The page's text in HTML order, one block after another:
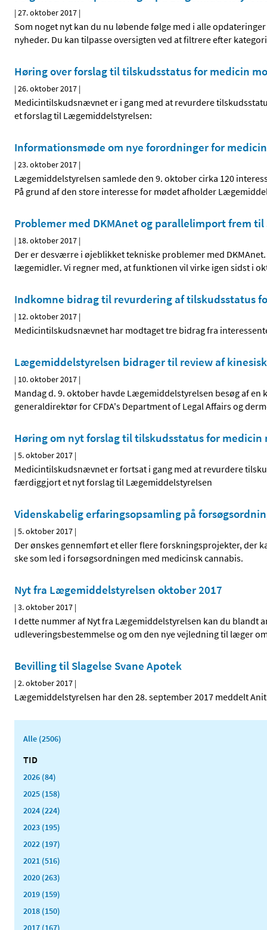
|27. oktober 2017 |
Som noget nyt kan du nu løbende følge med i alle
nyheder. Du kan tilpasse oversigten ved at filtrere efter
Høring over forslag til tilskudsstatus for medicin
|26. oktober 2017 |
Medicintilskudsnævnet er i gang med at revurdere
et forslag til Lægemiddelstyrelsen:
Informationsmøde om nye forordninger for
|23. oktober 2017 |
Lægemiddelstyrelsen samlede den 9. oktober cirka 120
På grund af den store interesse for mødet afholder
Problemer med DKMAnet og parallelimport frem
| 18. oktober 2017 |
Der er desværre i øjeblikket tekniske problemer med
lægemidler. Vi regner med, at funktionen vil virke igen sidst i
Indkomne bidrag til revurdering af tilskudsstatus
| 12. oktober 2017 |
Medicintilskudsnævnet har modtaget tre bidrag fra
Lægemiddelstyrelsen bidrager til review af
| 10. oktober 2017 |
Mandag d. 9. oktober havde Lægemiddelstyrelsen besøg af
generaldirektør for CFDA's Department of Legal Affairs og
Høring om nyt forslag til tilskudsstatus for medicin
|5. oktober 2017 |
Medicintilskudsnævnet er fortsat i gang med at revurdere
færdiggjort et nyt forslag til Lægemiddelstyrelsen
Videnskabelig erfaringsopsamling på
|5. oktober 2017 |
Der ønskes gennemført et eller flere forskningsprojekter, der
ske som led i forsøgsordningen med medicinsk cannabis.
Nyt fra Lægemiddelstyrelsen oktober 2017
|3. oktober 2017 |
I dette nummer af Nyt fra Lægemiddelstyrelsen kan du
udleveringsbestemmelse og om den nye vejledning til læger
Bevilling til Slagelse Svane Apotek
|2. oktober 2017 |
Lægemiddelstyrelsen har den 28. september 2017 meddelt
Alle (2506)
TID
2026 (84)
2025 (158)
2024 (224)
2023 (195)
2022 (197)
2021 (516)
2020 (263)
2019 (159)
2018 (150)
2017 (167)